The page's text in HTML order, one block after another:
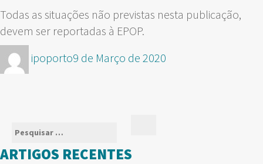
Todas as situações não previstas nesta publicação,
devem ser reportadas à EPOP.
Autor
ipoportoPublicado
9 de Março de 2020
Pesquisar
por:
ARTIGOS RECENTES